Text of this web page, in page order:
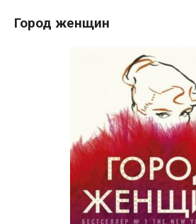
Город женщин